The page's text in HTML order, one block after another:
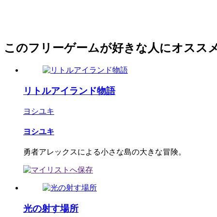
このフリーゲームが好きな人にオスス
リトルアイランド物語
ヨシユキ
ヨシユキ
勇者アレックスによる小さな島の大きな冒険。
光の射す場所